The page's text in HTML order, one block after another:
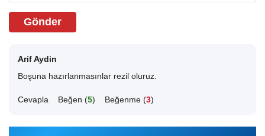
Gönder
Arif Aydin
Boşuna hazırlanmasınlar rezil oluruz.
Cevapla Beğen (5) Beğenme (3)